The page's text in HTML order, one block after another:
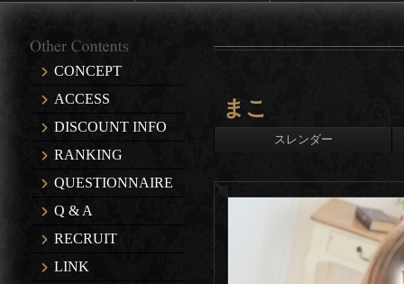
CONCEPT
ACCESS
DISCOUNT INFO
RANKING
QUESTIONNAIRE
Q & A
RECRUIT
LINK
まこ
スレンダー